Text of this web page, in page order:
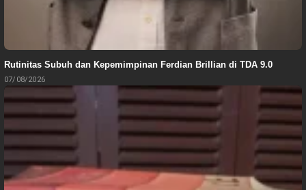
Rutinitas Subuh dan Kepemimpinan Ferdian Brillian di TDA 9.0
07/08/2026